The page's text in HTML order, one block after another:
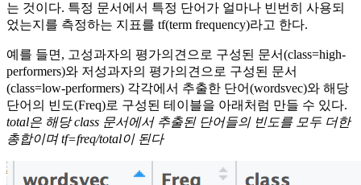
는 것이다. 특정 문서에서 특정 단어가 얼마나 빈번히 사용되
었는지를 측정하는 지표를 tf(term frequency)라고 한다.
예를 들면, 고성과자의 평가의견으로 구성된 문서(class=high-
performers)와 저성과자의 평가의견으로 구성된 문서
(class=low-performers) 각각에서 추출한 단어(wordsvec)와 해당
단어의 빈도(Freq)로 구성된 테이블을 아래처럼 만들 수 있다.
total은 해당 class 문서에서 추출된 단어들의 빈도를 모두 더한
총합이며 tf=freq/total이 된다